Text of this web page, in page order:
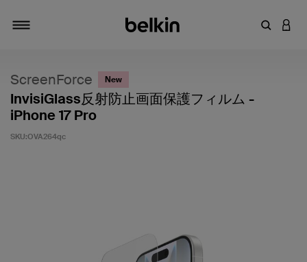
キーワアカ
ScreenForce New
InvisiGlass反射防止画面保護フィルム -
iPhone 17 Pro
SKU:OVA264qc